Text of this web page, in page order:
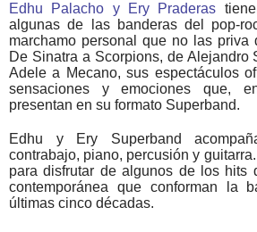
Edhu Palacho y Ery Praderas
algunas de las banderas del pop-
marchamo personal que no las priva
De Sinatra a Scorpions, de Alejandro
Adele a Mecano, sus espectáculos
sensaciones y emociones que,
presentan en su formato Superband.
Edhu y Ery Superband
contrabajo, piano, percusión y
para disfrutar de algunos de los hits
contemporánea que conforman la
últimas cinco décadas.